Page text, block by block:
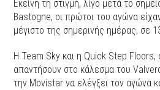
Εκείνη τη στιγμή, λίγο μετά το
Bastogne, οι πρώτοι του αγώνα
μέγιστο της σημερινής ημέρας, σε
Η Team Sky και η Quick Step Floors,
απαντήσουν στο κάλεσμα του
την Movistar να ελέγξει τον αγώνα